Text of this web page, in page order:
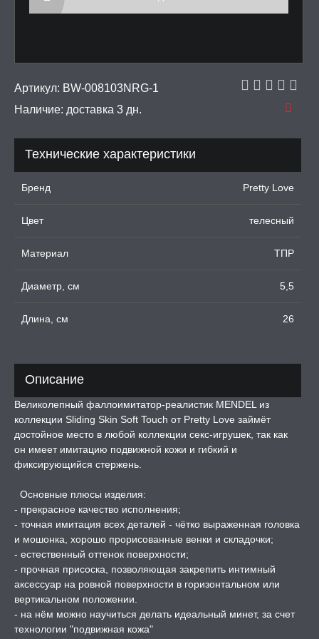
НА ЧЛЕН
ВИБРОЯЙЦА,
КЕГЕЛЯ
ПОМПЫ
ПРИКОЛЫ,
КАРТА
ОБРАЗ
БОНДАЖ
Артикул: BW-008103NRG-1
Наличие: доставка 3 дн.
Технические характеристики
Бренд Pretty Love
Цвет телесный
Материал ТПР
Диаметр, см 5,5
Длина, см 26
Описание
Великолепный фаллоимитатор-реалистик MENDEL из
коллекции Sliding Skin Soft Touch от Pretty Love займёт
достойное место в любой коллекции секс-игрушек, так как
он имеет имитацию подвижной кожи и гибкий и
фиксирующийся стержень.
Основные плюсы изделия:
- прекрасное качество исполнения;
- точная имитация всех деталей - чётко выраженная головка
и мошонка, хорошо прорисованные венки и складочки;
- естественный оттенок поверхности;
- прочная присоска, позволяющая закрепить интимный
аксессуар на ровной поверхности в горизонтальном или
вертикальном положении.
- на нём можно научиться делать идеальный минет, за счет
технологии "подвижная кожа"